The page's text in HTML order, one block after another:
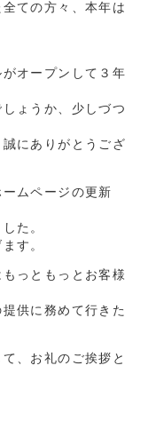
ての方々、本年は
オープンして３年
ょうか、少しづつ
にありがとうござ
ムページの更新
た。
す。
っともっとお客様
供に務めて行きた
、お礼のご挨拶と